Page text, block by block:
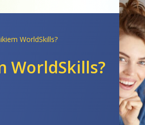
WorldSkills?
WorldSkills?